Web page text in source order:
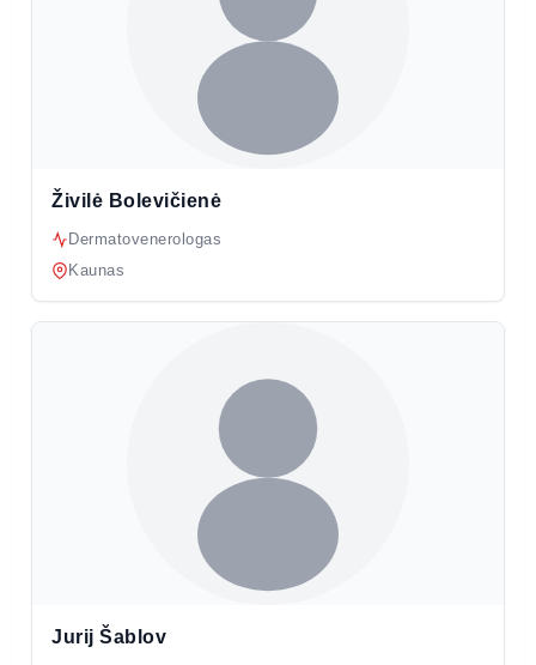
Živilė Bolevičienė
Dermatovenerologas
Kaunas
Jurij Šablov